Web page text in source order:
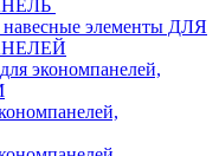
элементы ДЛЯ
экономпанелей,